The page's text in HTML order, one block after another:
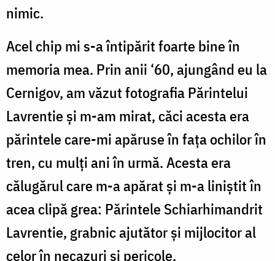
nimic.
Acel chip mi s-a întipărit foarte bine în
memoria mea. Prin anii ‘60, ajungând eu la
Cernigov, am văzut fotografia Părintelui
Lavrentie şi m-am mirat, căci acesta era
părintele care-mi apăruse în fața ochilor în
tren, cu mulţi ani în urmă. Acesta era
călugărul care m-a apărat şi m-a liniştit în
acea clipă grea: Părintele Schiarhimandrit
Lavrentie, grabnic ajutător şi mijlocitor al
celor în necazuri şi pericole.